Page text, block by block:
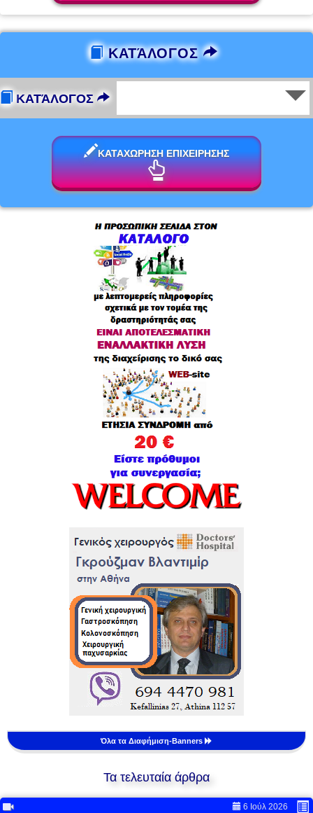
ΚΑΤΆΛΟΓΟΣ
ΚΑΤΆΛΟΓΟΣ
ΚΑΤΑΧΩΡΗΣΗ ΕΠΙΧΕΙΡΗΣΗΣ
Όλα τα Διαφήμιση-Banners
Τα τελευταία άρθρα
6 Ιούλ 2026